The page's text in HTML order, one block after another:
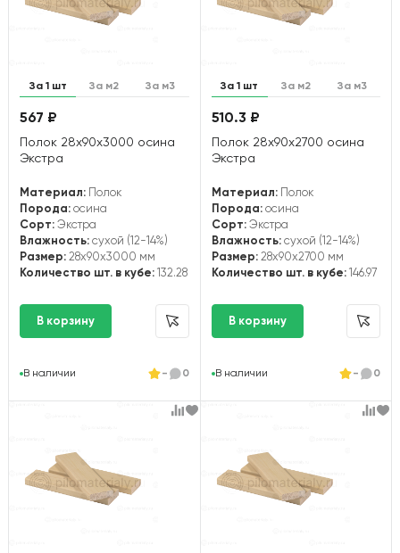
За 1 шт За м2 За м3
567 ₽
Полок 28х90х3000 осина
Экстра
Материал: Полок
Порода: осина
Сорт: Экстра
Влажность: сухой (12-14%)
Размер: 28x90x3000 мм
Количество шт. в кубе: 132.28
В наличии - 0
За 1 шт За м2 За м3
510.3 ₽
Полок 28х90х2700 осина
Экстра
Материал:Полок
Порода:осина
Сорт:Экстра
Влажность:сухой (12-14%)
Размер:28x90x2700 мм
Количество шт. в кубе:146.97
В наличии - 0